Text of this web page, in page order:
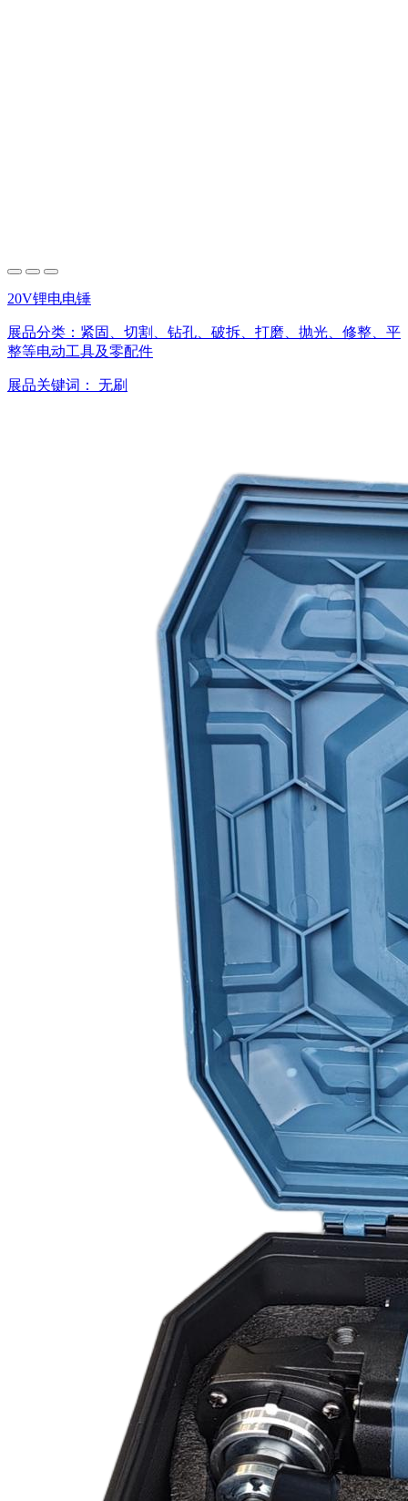
20V锂电电锤
展品分类： 紧固、切割、钻孔、破拆、打磨、抛光、修整、平
整等电动工具及零配件
展品关键词： 无刷